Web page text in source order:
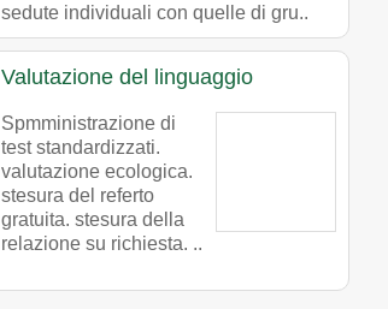
sedute individuali con quelle di gru..
Valutazione del linguaggio
Spmministrazione di
test standardizzati.
valutazione ecologica.
stesura del referto
gratuita. stesura della
relazione su richiesta. ..